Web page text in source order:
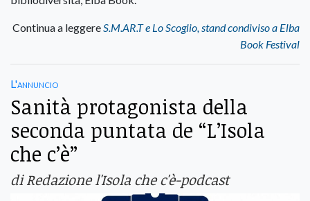
Continua a leggereS.M.AR.T e Lo Scoglio, stand condiviso a Elba
Book Festival
L'annuncio
Sanità protagonista della
seconda puntata de “L’Isola
che c’è”
di Redazione l'Isola che c'è-podcast